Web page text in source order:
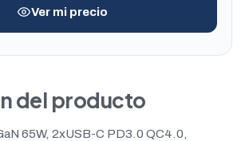
Ver mi precio
del producto
65W, 2xUSB-C PD3.0 QC4.0,